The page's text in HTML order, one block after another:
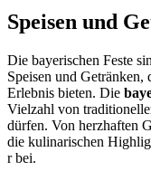
Speisen und
Die bayerischen Feste
Speisen und Getränken,
Erlebnis bieten. Die
Vielzahl von
dürfen. Von herzhaften
die kulinarischen
r bei.